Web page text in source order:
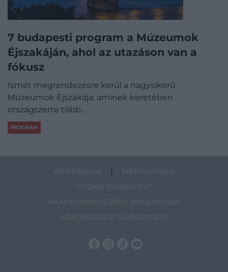
7 budapesti program a Múzeumok
Éjszakáján, ahol az utazáson van a
fókusz
Ismét megrendezésre kerül a nagysikerű
Múzeumok Éjszakája, aminek keretében
országszerte több…
PROGRAM